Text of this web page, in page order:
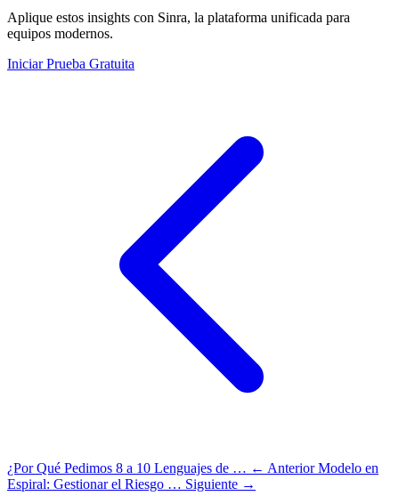
Aplique estos insights con Sinra, la plataforma unificada para
equipos modernos.
Iniciar Prueba Gratuita
¿Por Qué Pedimos 8 a 10 Lenguajes de … ← Anterior Modelo en
Espiral: Gestionar el Riesgo … Siguiente →